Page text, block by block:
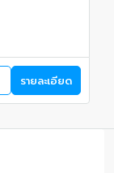
รายละเอียด